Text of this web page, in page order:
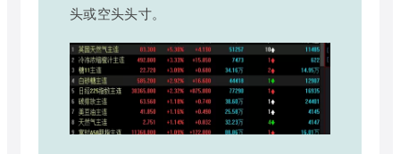
头或空头头寸。